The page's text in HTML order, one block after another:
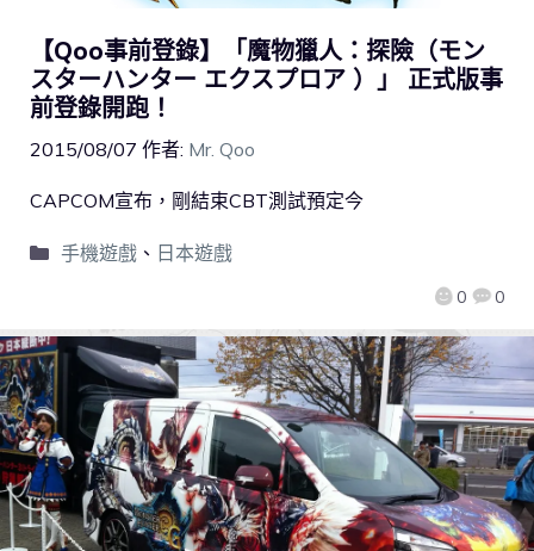
【Qoo事前登錄】「魔物獵人：探險（モン
スターハンター エクスプロア ）」 正式版事
前登錄開跑！
2015/08/07 作者: Mr. Qoo
0 0
CAPCOM宣布，剛結束CBT測試預定今
手機遊戲、 日本遊戲